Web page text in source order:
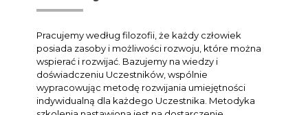
Pracujemy według filozofii, że każdy człowiek
posiada zasoby i możliwości rozwoju, które można
wspierać i rozwijać. Bazujemy na wiedzy i
doświadczeniu Uczestników, wspólnie
wypracowując metodę rozwijania umiejętności
indywidualną dla każdego Uczestnika. Metodyka